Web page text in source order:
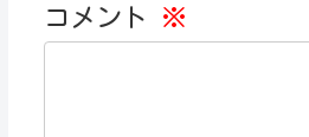
コメント
※